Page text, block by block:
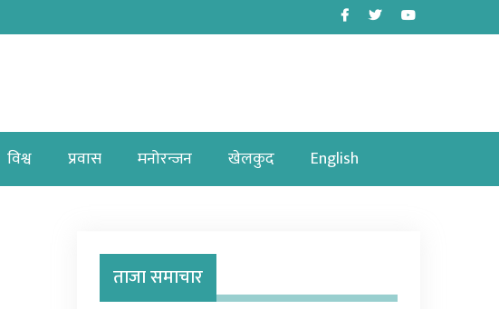
Facebook
TwitterYoutube
विश्व प्रवास मनोरन्जन खेलकुद English
ताजा समाचार